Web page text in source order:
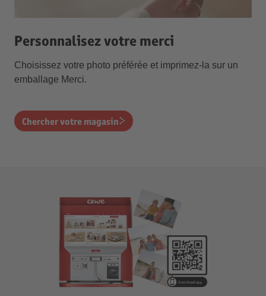
Personnalisez votre merci
Choisissez votre photo préférée et imprimez-la sur un
emballage Merci.
Chercher votre magasin